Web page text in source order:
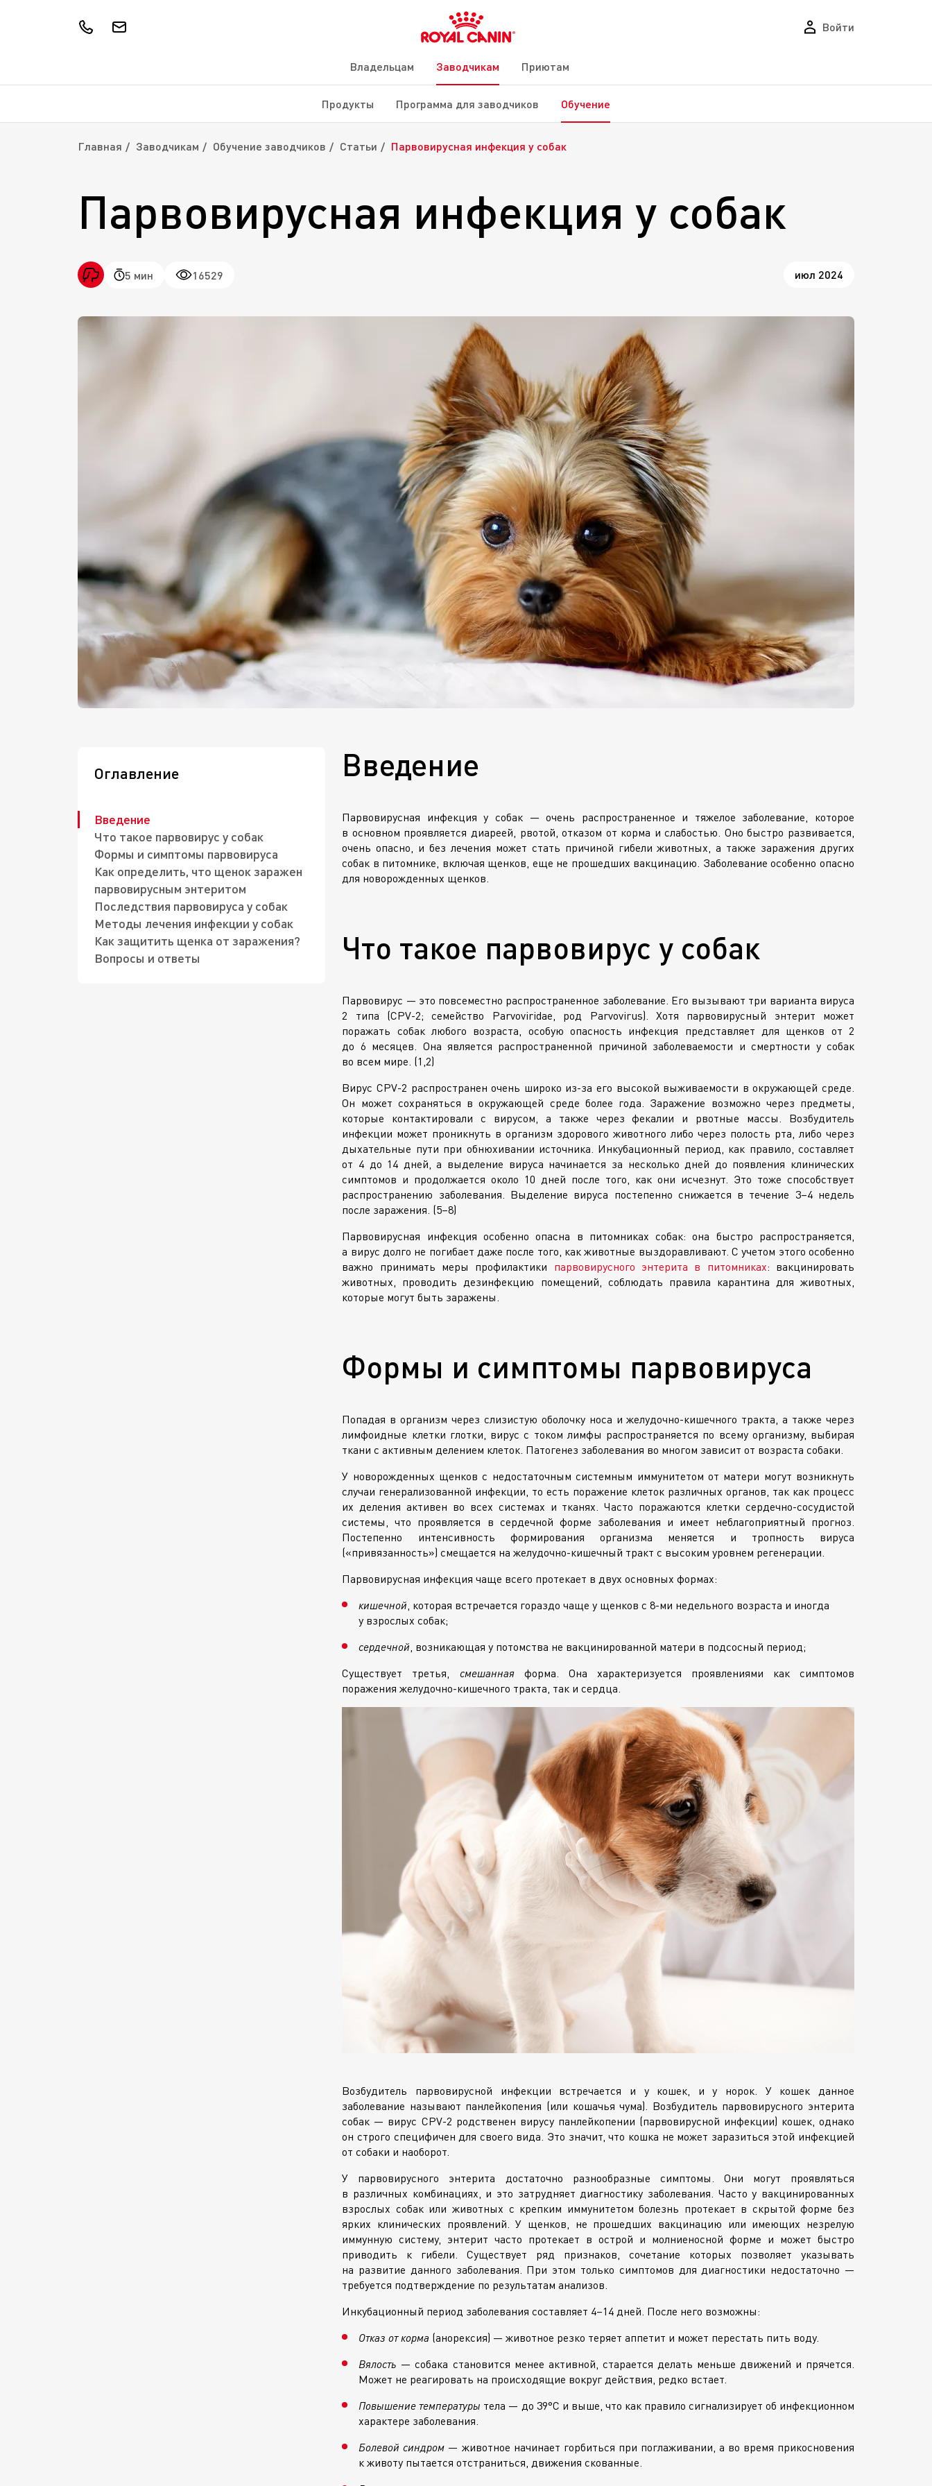
Войти
Владельцам Заводчикам Приютам
Продукты Программа для заводчиков Обучение
Главная Заводчикам Обучение заводчиков Статьи Парвовирусная инфекция у собак
Парвовирусная инфекция у собак
5 мин 16529 июл 2024
Оглавление
Введение
Что такое парвовирус у собак
Формы и симптомы парвовируса
Как определить, что щенок заражен
парвовирусным энтеритом
Последствия парвовируса у собак
Методы лечения инфекции у собак
Как защитить щенка от заражения?
Вопросы и ответы
Введение
Парвовирусная инфекция у собак — очень распространенное и тяжелое заболевание, которое
в основном проявляется диареей, рвотой, отказом от корма и слабостью. Оно быстро развивается,
очень опасно, и без лечения может стать причиной гибели животных, а также заражения других
собак в питомнике, включая щенков, еще не прошедших вакцинацию. Заболевание особенно опасно
для новорожденных щенков.
Что такое парвовирус у собак
Парвовирус — это повсеместно распространенное заболевание. Его вызывают три варианта вируса
2 типа (CPV-2; семейство Parvoviridae, род Parvovirus). Хотя парвовирусный энтерит может
поражать собак любого возраста, особую опасность инфекция представляет для щенков от 2
до 6 месяцев. Она является распространенной причиной заболеваемости и смертности у собак
во всем мире. (1,2)
Вирус CPV-2 распространен очень широко из-за его высокой выживаемости в окружающей среде.
Он может сохраняться в окружающей среде более года. Заражение возможно через предметы,
которые контактировали с вирусом, а также через фекалии и рвотные массы. Возбудитель
инфекции может проникнуть в организм здорового животного либо через полость рта, либо через
дыхательные пути при обнюхивании источника. Инкубационный период, как правило, составляет
от 4 до 14 дней, а выделение вируса начинается за несколько дней до появления клинических
симптомов и продолжается около 10 дней после того, как они исчезнут. Это тоже способствует
распространению заболевания. Выделение вируса постепенно снижается в течение 3–4 недель
после заражения. (5–8)
Парвовирусная инфекция особенно опасна в питомниках собак: она быстро распространяется,
а вирус долго не погибает даже после того, как животные выздоравливают. С учетом этого особенно
важно принимать меры профилактики парвовирусного энтерита в питомниках: вакцинировать
животных, проводить дезинфекцию помещений, соблюдать правила карантина для животных,
которые могут быть заражены.
Формы и симптомы парвовируса
Попадая в организм через слизистую оболочку носа ижелудочно-кишечного тракта, а также через
лимфоидные клетки глотки, вирус с током лимфы распространяется по всему организму, выбирая
ткани с активным делением клеток. Патогенез заболевания во многом зависит от возраста собаки.
У новорожденных щенков с недостаточным системным иммунитетом от матери могут возникнуть
случаи генерализованной инфекции, то есть поражение клеток различных органов, так как процесс
их деления активен во всех системах и тканях. Часто поражаются клетки сердечно-сосудистой
системы, что проявляется в сердечной форме заболевания и имеет неблагоприятный прогноз.
Постепенно интенсивность формирования организма меняется и тропность вируса
(«привязанность») смещается нажелудочно-кишечный тракт с высоким уровнем регенерации.
Парвовирусная инфекция чаще всего протекает в двух основных формах:
кишечной, которая встречается гораздо чаще у щенков с8-ми недельного возраста и иногда
у взрослых собак;
сердечной, возникающая у потомства не вакцинированной матери в подсосный период;
Существует третья, смешаннаяформа. Она характеризуется проявлениями как симптомов
пораженияжелудочно-кишечного тракта, так и сердца.
Возбудитель парвовирусной инфекции встречается и у кошек, и у норок. У кошек данное
заболевание называют панлейкопения (или кошачья чума). Возбудитель парвовирусного энтерита
собак — вирус CPV-2 родственен вирусу панлейкопении (парвовирусной инфекции) кошек, однако
он строго специфичен для своего вида. Это значит, что кошка не может заразиться этой инфекцией
от собаки и наоборот.
У парвовирусного энтерита достаточно разнообразные симптомы. Они могут проявляться
в различных комбинациях, и это затрудняет диагностику заболевания. Часто у вакцинированных
взрослых собак или животных с крепким иммунитетом болезнь протекает в скрытой форме без
ярких клинических проявлений. У щенков, не прошедших вакцинацию или имеющих незрелую
иммунную систему, энтерит часто протекает в острой и молниеносной форме и может быстро
приводить к гибели. Существует ряд признаков, сочетание которых позволяет указывать
на развитие данного заболевания. При этом только симптомов для диагностики недостаточно —
требуется подтверждение по результатам анализов.
Инкубационный период заболевания составляет 4–14 дней. После него возможны:
Отказ от корма (анорексия) — животное резко теряет аппетит и может перестать пить воду.
Вялость — собака становится менее активной, старается делать меньше движений и прячется.
Может не реагировать на происходящие вокруг действия, редко встает.
Повышение температуры тела — до 39°С и выше, что как правило сигнализирует об инфекционном
характере заболевания.
Болевой синдром — животное начинает горбиться при поглаживании, а во время прикосновения
к животу пытается отстраниться, движения скованные.